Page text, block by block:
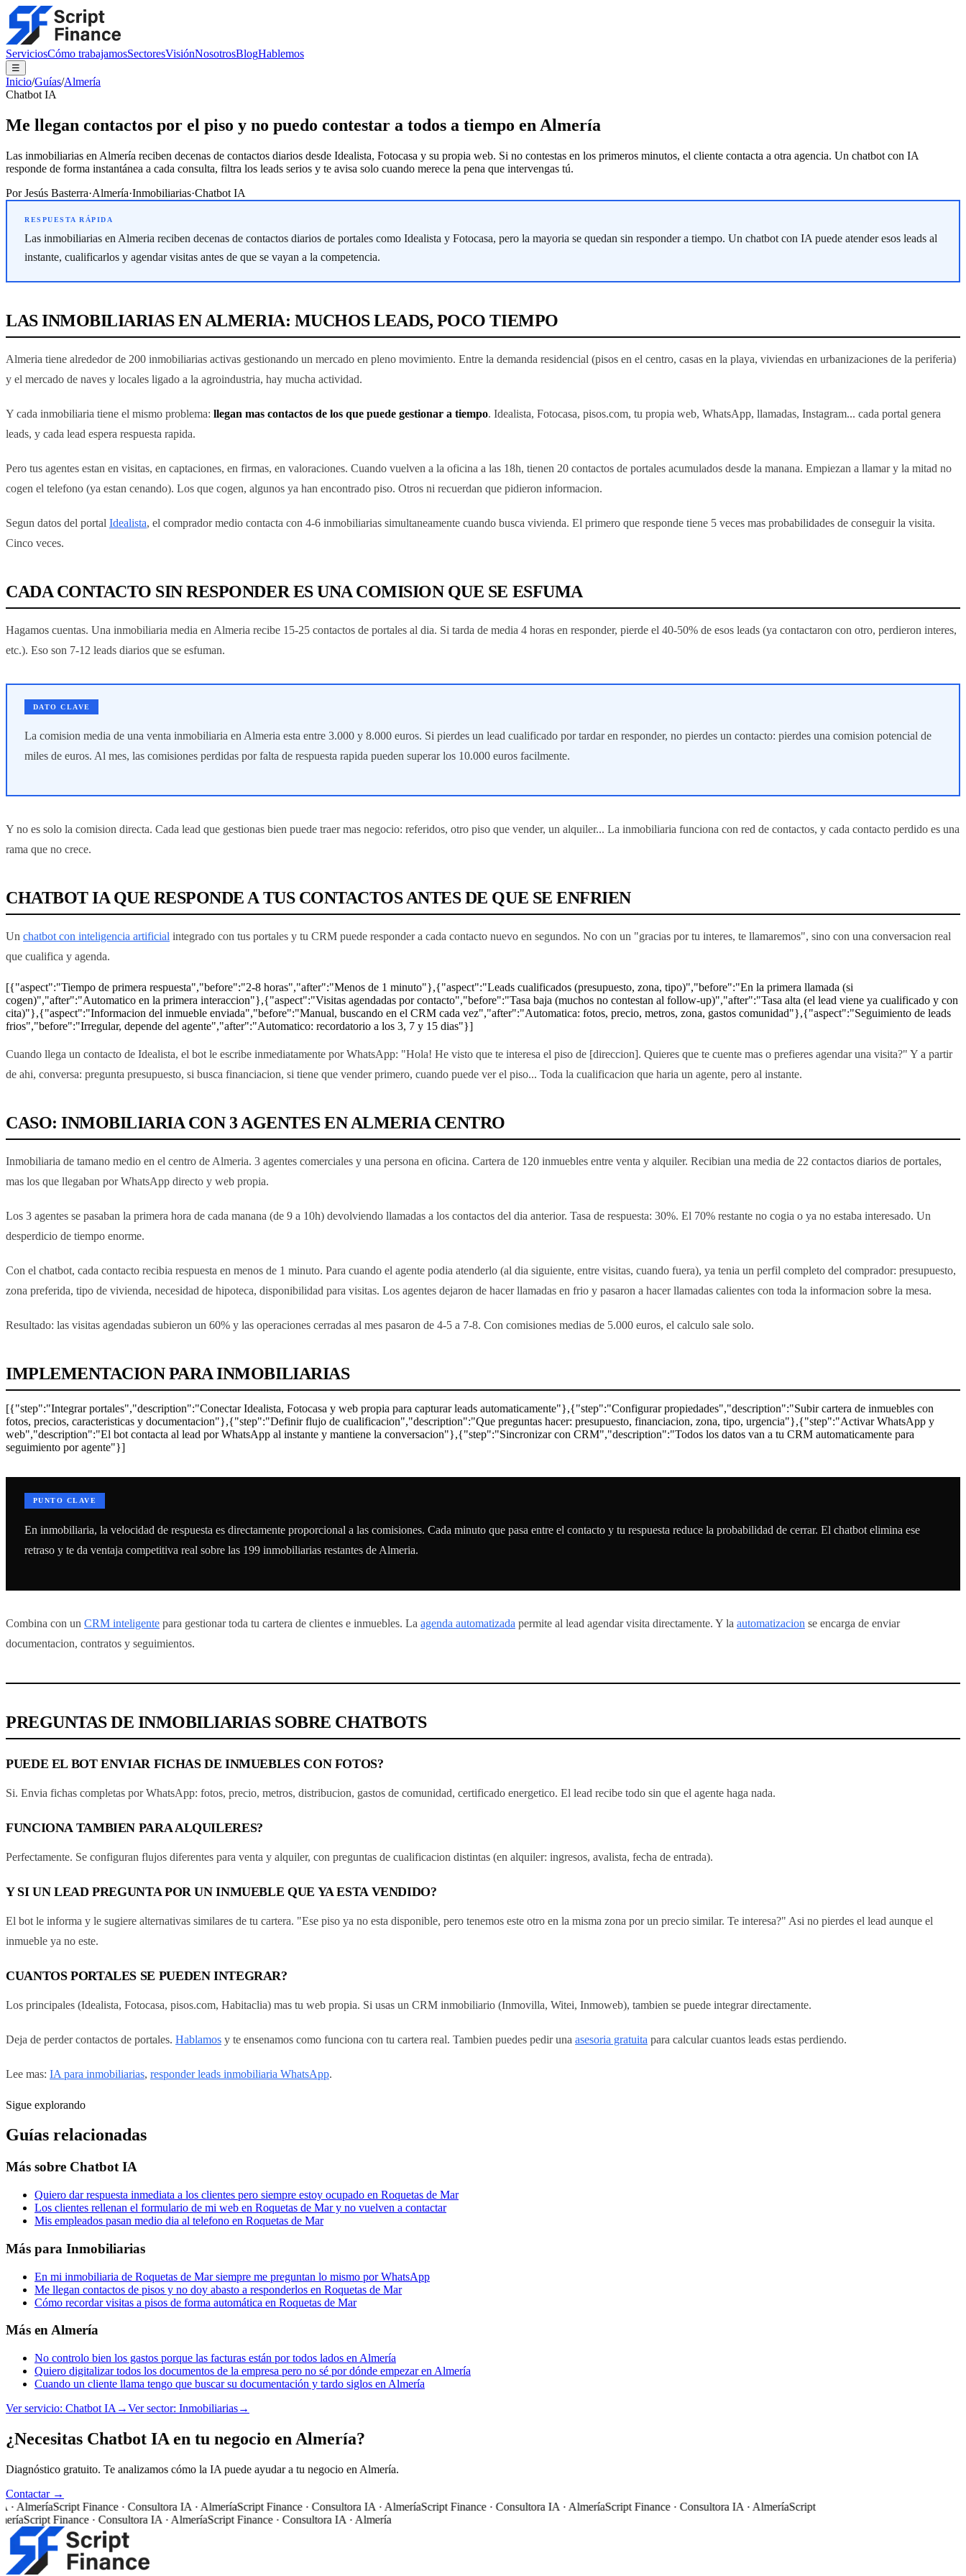
ServiciosCómo trabajamosSectoresVisiónNosotrosBlogHablemos
☰
Inicio/Guías/Almería
Chatbot IA
Me llegan contactos por el piso y no puedo contestar a todos a tiempo en Almería
Las inmobiliarias en Almería reciben decenas de contactos diarios desde Idealista, Fotocasa y su propia web. Si no contestas en los primeros minutos, el cliente contacta a otra agencia. Un chatbot con IA
responde de forma instantánea a cada consulta, filtra los leads serios y te avisa solo cuando merece la pena que intervengas tú.
PorJesús Basterra·Almería·Inmobiliarias·Chatbot IA
Las inmobiliarias en Almeria reciben decenas de contactos diarios de portales como Idealista y Fotocasa, pero la mayoria se quedan sin responder a tiempo. Un chatbot con IA puede atender esos leads al
instante, cualificarlos y agendar visitas antes de que se vayan a la competencia.
LAS INMOBILIARIAS EN ALMERIA: MUCHOS LEADS, POCO TIEMPO
Almeria tiene alrededor de 200 inmobiliarias activas gestionando un mercado en pleno movimiento. Entre la demanda residencial (pisos en el centro, casas en la playa, viviendas en urbanizaciones de la periferia)
y el mercado de naves y locales ligado a la agroindustria, hay mucha actividad.
Y cada inmobiliaria tiene el mismo problema: llegan mas contactos de los que puede gestionar a tiempo. Idealista, Fotocasa, pisos.com, tu propia web, WhatsApp, llamadas, Instagram... cada portal genera
leads, y cada lead espera respuesta rapida.
Pero tus agentes estan en visitas, en captaciones, en firmas, en valoraciones. Cuando vuelven a la oficina a las 18h, tienen 20 contactos de portales acumulados desde la manana. Empiezan a llamar y la mitad no
cogen el telefono (ya estan cenando). Los que cogen, algunos ya han encontrado piso. Otros ni recuerdan que pidieron informacion.
Segun datos del portal Idealista, el comprador medio contacta con 4-6 inmobiliarias simultaneamente cuando busca vivienda. El primero que responde tiene 5 veces mas probabilidades de conseguir la visita.
Cinco veces.
CADA CONTACTO SIN RESPONDER ES UNA COMISION QUE SE ESFUMA
Hagamos cuentas. Una inmobiliaria media en Almeria recibe 15-25 contactos de portales al dia. Si tarda de media 4 horas en responder, pierde el 40-50% de esos leads (ya contactaron con otro, perdieron interes,
etc.). Eso son 7-12 leads diarios que se esfuman.
DATO CLAVE
La comision media de una venta inmobiliaria en Almeria esta entre 3.000 y 8.000 euros. Si pierdes un lead cualificado por tardar en responder, no pierdes un contacto: pierdes una comision potencial de
miles de euros. Al mes, las comisiones perdidas por falta de respuesta rapida pueden superar los 10.000 euros facilmente.
Y no es solo la comision directa. Cada lead que gestionas bien puede traer mas negocio: referidos, otro piso que vender, un alquiler... La inmobiliaria funciona con red de contactos, y cada contacto perdido es una
rama que no crece.
CHATBOT IA QUE RESPONDE A TUS CONTACTOS ANTES DE QUE SE ENFRIEN
Un chatbot con inteligencia artificial integrado con tus portales y tu CRM puede responder a cada contacto nuevo en segundos. No con un "gracias por tu interes, te llamaremos", sino con una conversacion real
que cualifica y agenda.
[{"aspect":"Tiempo de primera respuesta","before":"2-8 horas","after":"Menos de 1 minuto"},{"aspect":"Leads cualificados (presupuesto, zona, tipo)","before":"En la primera llamada (si
cogen)","after":"Automatico en la primera interaccion"},{"aspect":"Visitas agendadas por contacto","before":"Tasa baja (muchos no contestan al follow-up)","after":"Tasa alta (el lead viene ya cualificado y con
cita)"},{"aspect":"Informacion del inmueble enviada","before":"Manual, buscando en el CRM cada vez","after":"Automatica: fotos, precio, metros, zona, gastos comunidad"},{"aspect":"Seguimiento de leads
frios","before":"Irregular, depende del agente","after":"Automatico: recordatorio a los 3, 7 y 15 dias"}]
Cuando llega un contacto de Idealista, el bot le escribe inmediatamente por WhatsApp: "Hola! He visto que te interesa el piso de [direccion]. Quieres que te cuente mas o prefieres agendar una visita?" Y a partir
de ahi, conversa: pregunta presupuesto, si busca financiacion, si tiene que vender primero, cuando puede ver el piso... Toda la cualificacion que haria un agente, pero al instante.
CASO: INMOBILIARIA CON 3 AGENTES EN ALMERIA CENTRO
Inmobiliaria de tamano medio en el centro de Almeria. 3 agentes comerciales y una persona en oficina. Cartera de 120 inmuebles entre venta y alquiler. Recibian una media de 22 contactos diarios de portales,
mas los que llegaban por WhatsApp directo y web propia.
Los 3 agentes se pasaban la primera hora de cada manana (de 9 a 10h) devolviendo llamadas a los contactos del dia anterior. Tasa de respuesta: 30%. El 70% restante no cogia o ya no estaba interesado. Un
desperdicio de tiempo enorme.
Con el chatbot, cada contacto recibia respuesta en menos de 1 minuto. Para cuando el agente podia atenderlo (al dia siguiente, entre visitas, cuando fuera), ya tenia un perfil completo del comprador: presupuesto,
zona preferida, tipo de vivienda, necesidad de hipoteca, disponibilidad para visitas. Los agentes dejaron de hacer llamadas en frio y pasaron a hacer llamadas calientes con toda la informacion sobre la mesa.
Resultado: las visitas agendadas subieron un 60% y las operaciones cerradas al mes pasaron de 4-5 a 7-8. Con comisiones medias de 5.000 euros, el calculo sale solo.
IMPLEMENTACION PARA INMOBILIARIAS
[{"step":"Integrar portales","description":"Conectar Idealista, Fotocasa y web propia para capturar leads automaticamente"},{"step":"Configurar propiedades","description":"Subir cartera de inmuebles con
fotos, precios, caracteristicas y documentacion"},{"step":"Definir flujo de cualificacion","description":"Que preguntas hacer: presupuesto, financiacion, zona, tipo, urgencia"},{"step":"Activar WhatsApp y
web","description":"El bot contacta al lead por WhatsApp al instante y mantiene la conversacion"},{"step":"Sincronizar con CRM","description":"Todos los datos van a tu CRM automaticamente para
seguimiento por agente"}]
PUNTO CLAVE
En inmobiliaria, la velocidad de respuesta es directamente proporcional a las comisiones. Cada minuto que pasa entre el contacto y tu respuesta reduce la probabilidad de cerrar. El chatbot elimina ese
retraso y te da ventaja competitiva real sobre las 199 inmobiliarias restantes de Almeria.
Combina con un CRM inteligente para gestionar toda tu cartera de clientes e inmuebles. La agenda automatizada permite al lead agendar visita directamente. Y la automatizacion se encarga de enviar
documentacion, contratos y seguimientos.
PREGUNTAS DE INMOBILIARIAS SOBRE CHATBOTS
PUEDE EL BOT ENVIAR FICHAS DE INMUEBLES CON FOTOS?
Si. Envia fichas completas por WhatsApp: fotos, precio, metros, distribucion, gastos de comunidad, certificado energetico. El lead recibe todo sin que el agente haga nada.
FUNCIONA TAMBIEN PARA ALQUILERES?
Perfectamente. Se configuran flujos diferentes para venta y alquiler, con preguntas de cualificacion distintas (en alquiler: ingresos, avalista, fecha de entrada).
Y SI UN LEAD PREGUNTA POR UN INMUEBLE QUE YA ESTA VENDIDO?
El bot le informa y le sugiere alternativas similares de tu cartera. "Ese piso ya no esta disponible, pero tenemos este otro en la misma zona por un precio similar. Te interesa?" Asi no pierdes el lead aunque el
inmueble ya no este.
CUANTOS PORTALES SE PUEDEN INTEGRAR?
Los principales (Idealista, Fotocasa, pisos.com, Habitaclia) mas tu web propia. Si usas un CRM inmobiliario (Inmovilla, Witei, Inmoweb), tambien se puede integrar directamente.
Deja de perder contactos de portales. Hablamos y te ensenamos como funciona con tu cartera real. Tambien puedes pedir una asesoria gratuita para calcular cuantos leads estas perdiendo.
Lee mas: IA para inmobiliarias, responder leads inmobiliaria WhatsApp.
Sigue explorando
Guías relacionadas
Más sobre Chatbot IA
Quiero dar respuesta inmediata a los clientes pero siempre estoy ocupado en Roquetas de Mar
Los clientes rellenan el formulario de mi web en Roquetas de Mar y no vuelven a contactar
Mis empleados pasan medio dia al telefono en Roquetas de Mar
Más para Inmobiliarias
En mi inmobiliaria de Roquetas de Mar siempre me preguntan lo mismo por WhatsApp
Me llegan contactos de pisos y no doy abasto a responderlos en Roquetas de Mar
Cómo recordar visitas a pisos de forma automática en Roquetas de Mar
Más enAlmería
No controlo bien los gastos porque las facturas están por todos lados en Almería
Quiero digitalizar todos los documentos de la empresa pero no sé por dónde empezar en Almería
Cuando un cliente llama tengo que buscar su documentación y tardo siglos en Almería
Ver servicio: Chatbot IA →Ver sector: Inmobiliarias→
¿Necesitas Chatbot IA en tu negocio en Almería?
Diagnóstico gratuito. Te analizamos cómo la IA puede ayudar a tu negocio en Almería.
Contactar →
Script Finance · Consultora IA · AlmeríaScript Finance · Consultora IA · AlmeríaScript Finance · Consultora IA · AlmeríaScript Finance · Consultora IA · AlmeríaScript
Script Finance · Consultora IA · AlmeríaScript Finance · Consultora IA · Almería